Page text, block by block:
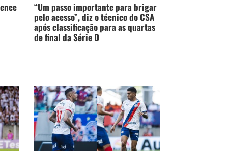
“Um passo importante para brigar
pelo acesso”, diz o técnico do CSA
após classificação para as quartas
de final da Série D